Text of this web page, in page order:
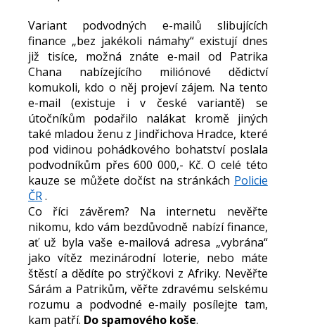
Variant podvodných e-mailů slibujících
finance „bez jakékoli námahy“ existují dnes
již tisíce, možná znáte e-mail od Patrika
Chana nabízejícího miliónové dědictví
komukoli, kdo o něj projeví zájem. Na tento
e-mail (existuje i v české variantě) se
útočníkům podařilo nalákat kromě jiných
také mladou ženu z Jindřichova Hradce, které
pod vidinou pohádkového bohatství poslala
podvodníkům přes 600 000,- Kč. O celé této
kauze se můžete dočíst na stránkách Policie
ČR.
Co říci závěrem? Na internetu nevěřte
nikomu, kdo vám bezdůvodně nabízí finance,
ať už byla vaše e-mailová adresa „vybrána“
jako vítěz mezinárodní loterie, nebo máte
štěstí a dědíte po strýčkovi z Afriky. Nevěřte
Sárám a Patrikům, věřte zdravému selskému
rozumu a podvodné e-maily posílejte tam,
kam patří. Do spamového koše.